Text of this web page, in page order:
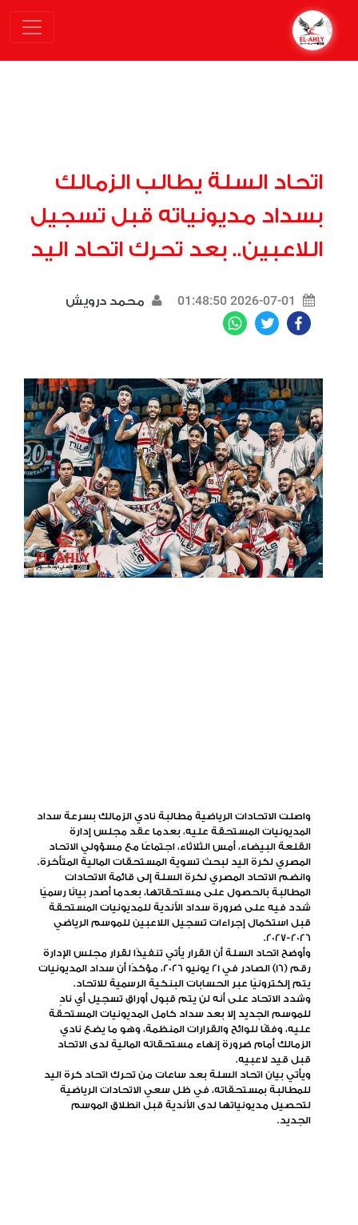
اتحاد السلة يطالب الزمالك
بسداد مديونياته قبل تسجيل
اللاعبين.. بعد تحرك اتحاد اليد
2026-07-01 01:48:50 محمد درويش
Facebook
Twitter
واصلت الاتحادات الرياضية مطالبة نادي الزمالك بسرعة سداد
المديونيات المستحقة عليه، بعدما عقد مجلس إدارة
القلعة البيضاء، أمس الثلاثاء، اجتماعًا مع مسؤولي الاتحاد
المصري لكرة اليد لبحث تسوية المستحقات المالية المتأخرة.
وانضم الاتحاد المصري لكرة السلة إلى قائمة الاتحادات
المطالبة بالحصول على مستحقاتها، بعدما أصدر بيانًا رسميًا
شدد فيه على ضرورة سداد الأندية للمديونيات المستحقة
قبل استكمال إجراءات تسجيل اللاعبين للموسم الرياضي
2026-2027.
وأوضح اتحاد السلة أن القرار يأتي تنفيذًا لقرار مجلس الإدارة
رقم (16) الصادر في 21 يونيو 2026، مؤكدًا أن سداد المديونيات
يتم إلكترونيًا عبر الحسابات البنكية الرسمية للاتحاد.
وشدد الاتحاد على أنه لن يتم قبول أوراق تسجيل أي نادٍ
للموسم الجديد إلا بعد سداد كامل المديونيات المستحقة
عليه، وفقًا للوائح والقرارات المنظمة، وهو ما يضع نادي
الزمالك أمام ضرورة إنهاء مستحقاته المالية لدى الاتحاد
قبل قيد لاعبيه.
ويأتي بيان اتحاد السلة بعد ساعات من تحرك اتحاد كرة اليد
للمطالبة بمستحقاته، في ظل سعي الاتحادات الرياضية
لتحصيل مديونياتها لدى الأندية قبل انطلاق الموسم
الجديد.